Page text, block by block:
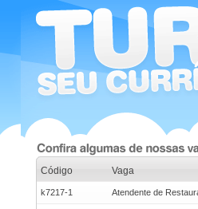
Código Vaga
k7217-1 Atendente de